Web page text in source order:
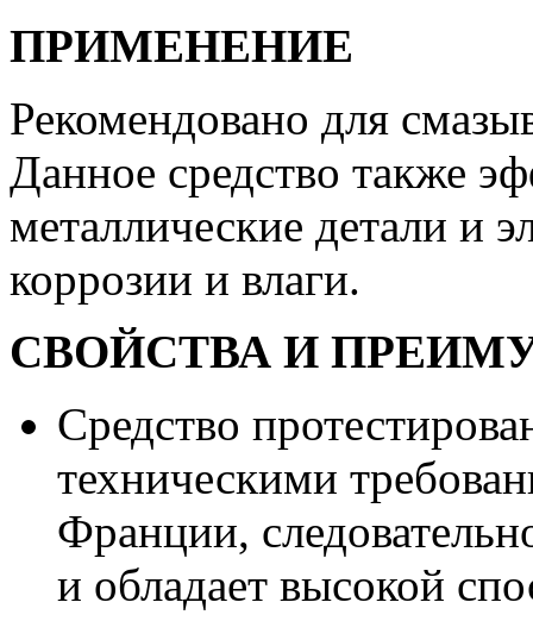
ПРИМЕНЕНИЕ
Рекомендовано для
Данное средство также
металлические детали и
коррозии и влаги.
СВОЙСТВА И
Средство
техническими
Франции,
и обладает высокой